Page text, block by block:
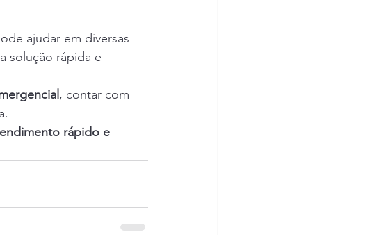
ajudar em diversas
solução rápida e
, contar com
rápido e